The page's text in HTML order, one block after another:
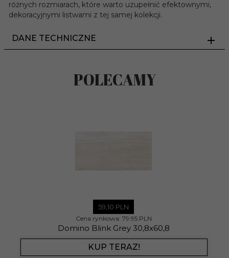
różnych rozmiarach, które warto uzupełnić efektownymi,
dekoracyjnymi listwami z tej samej kolekcji.
DANE TECHNICZNE
POLECAMY
59, 10 PLN
Cena rynkowa: 79.95 PLN
Domino Blink Grey 30,8x60,8
KUP TERAZ!